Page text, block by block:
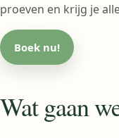
proeven en krijg je
Boek nu!
Wat gaan